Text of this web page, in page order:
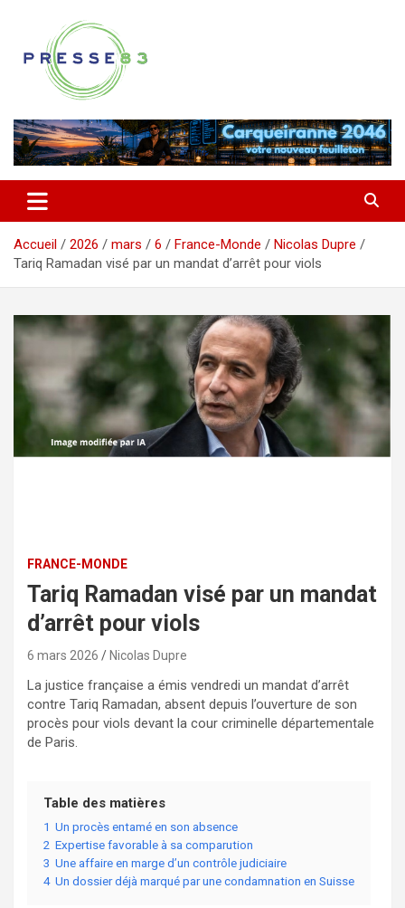
contenu
Presse 83
Accueil 2026 mars 6 France-Monde
Nicolas Dupre
Tariq Ramadan visé par un mandat d’arrêt pour viols
FRANCE-MONDE
Tariq Ramadan visé par un mandat
d’arrêt pour viols
6 mars 2026 Nicolas Dupre
La justice française a émis vendredi un mandat d’arrêt
contre Tariq Ramadan, absent depuis l’ouverture de son
procès pour viols devant la cour criminelle départementale
de Paris.
Table des matières
1 Un procès entamé en son absence
2 Expertise favorable à sa comparution
3 Une affaire en marge d’un contrôle judiciaire
4 Un dossier déjà marqué par une condamnation en Suisse